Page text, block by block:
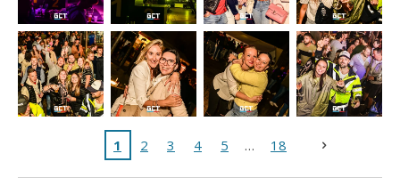
1 2 3 4 5 18